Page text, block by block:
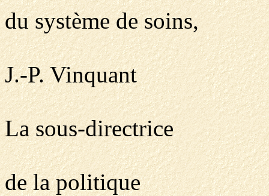
du système de soins,
J.-P. Vinquant
La sous-directrice
de la politique